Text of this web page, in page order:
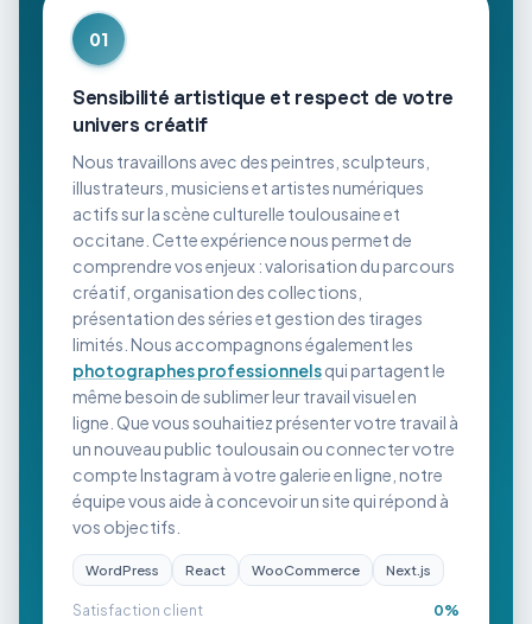
01
Sensibilité artistique et respect de votre
univers créatif
Nous travaillons avec des peintres, sculpteurs,
illustrateurs, musiciens et artistes numériques
actifs sur la scène culturelle toulousaine et
occitane. Cette expérience nous permet de
comprendre vos enjeux : valorisation du parcours
créatif, organisation des collections,
présentation des séries et gestion des tirages
limités. Nous accompagnons également les
photographes professionnelsqui partagent le
même besoin de sublimer leur travail visuel en
ligne. Que vous souhaitiez présenter votre travail à
un nouveau public toulousain ou connecter votre
compte Instagram à votre galerie en ligne, notre
équipe vous aide à concevoir un site qui répond à
vos objectifs.
WordPress React WooCommerce Next.js
Satisfaction client 0%